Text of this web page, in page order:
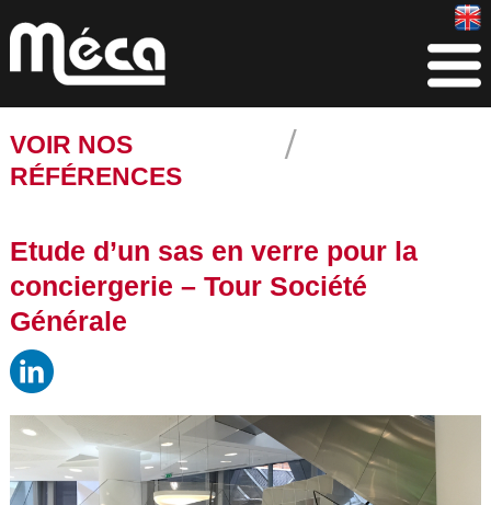
VOIR NOS
RÉFÉRENCES
Etude d’un sas en verre pour la
conciergerie – Tour Société
Générale